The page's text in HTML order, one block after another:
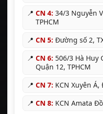
📍 CN 4: 34/3 Nguyễn
TPHCM
📍 CN 5: Đường số 2,
📍 CN 6: 506/3 Hà Huy
Quận 12, TPHCM
📍 CN 7: KCN Xuyên
📍 CN 8: KCN Amata